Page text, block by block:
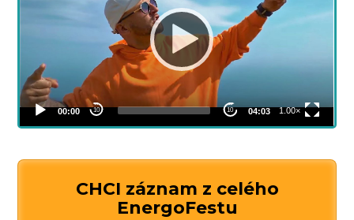
CHCI záznam z celého
EnergoFestu